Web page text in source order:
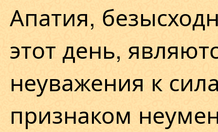
Апатия,
этот день,
неуважения к
признаком